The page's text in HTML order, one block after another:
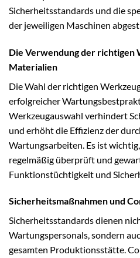
Sicherheitsstandards und die
der jeweiligen Maschinen
Die Verwendung der richtigen
Materialien
Die Wahl der richtigen
erfolgreicher
Werkzeugauswahl verhindert
und erhöht die Effizienz der
Wartungsarbeiten. Es ist
regelmäßig überprüft und
Funktionstüchtigkeit und
Sicherheitsmaßnahmen und
Sicherheitsstandards dienen
Wartungspersonals, sondern
gesamten Produktionsstätte.